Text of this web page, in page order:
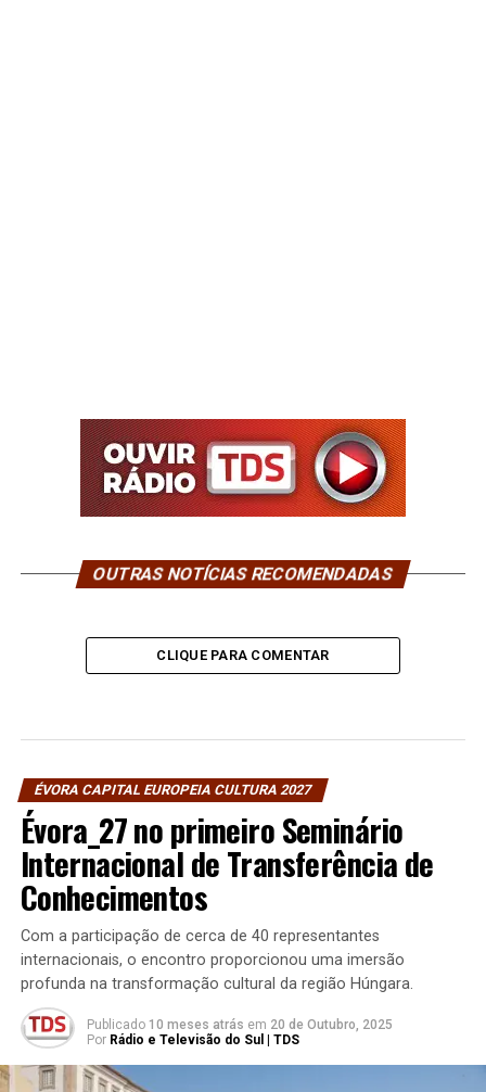
OUTRAS NOTÍCIAS RECOMENDADAS
CLIQUE PARA COMENTAR
ÉVORA CAPITAL EUROPEIA CULTURA 2027
Évora_27 no primeiro Seminário
Internacional de Transferência de
Conhecimentos
Com a participação de cerca de 40 representantes
internacionais, o encontro proporcionou uma imersão
profunda na transformação cultural da região Húngara.
Publicado 10 meses atrás em 20 de Outubro, 2025
Por Rádio e Televisão do Sul | TDS